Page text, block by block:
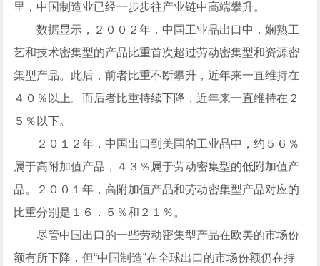
里，中国制造业已经一步步往产业链中高端攀升。
数据显示，２００２年，中国工业品出口中，娴熟工
艺和技术密集型的产品比重首次超过劳动密集型和资源密
集型产品。此后，前者比重不断攀升，近年来一直维持在
４０％以上。而后者比重持续下降，近年来一直维持在２
５％以下。
２０１２年，中国出口到美国的工业品中，约５６％
属于高附加值产品，４３％属于劳动密集型的低附加值产
品。２００１年，高附加值产品和劳动密集型产品对应的
比重分别是１６．５％和２１％。
尽管中国出口的一些劳动密集型产品在欧美的市场份
额有所下降，但“中国制造”在全球出口的市场份额仍在持